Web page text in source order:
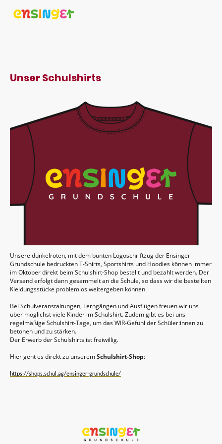
Unser Schulshirts
Unsere dunkelroten, mit dem bunten Logoschriftzug der Ensinger
Grundschule bedruckten T-Shirts, Sportshirts und Hoodies können immer
im Oktober direkt beim Schulshirt-Shop bestellt und bezahlt werden. Der
Versand erfolgt dann gesammelt an die Schule, so dass wir die bestellten
Kleidungsstücke problemlos weitergeben können.
Bei Schulveranstaltungen, Lerngängen und Ausflügen freuen wir uns
über möglichst viele Kinder im Schulshirt. Zudem gibt es bei uns
regelmäßige Schulshirt-Tage, um das WIR-Gefühl der Schüler:innen zu
betonen und zu stärken.
Der Erwerb der Schulshirts ist freiwillig.
Hier geht es direkt zu unseremSchulshirt-Shop:
https://shops.schul.ag/ensinger-grundschule/